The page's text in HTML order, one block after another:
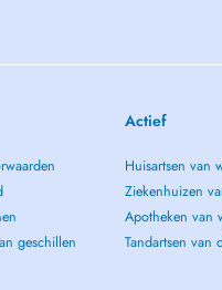
geschillen
Actief
Huisartsen van
Ziekenhuizen
Apotheken van
Tandartsen van